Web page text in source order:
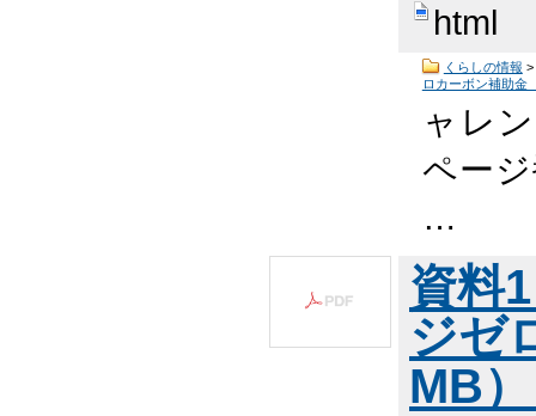
html
くらしの情報 >
ロカーボン補助金
ャレ
ペー
…
資料
ジゼ
MB